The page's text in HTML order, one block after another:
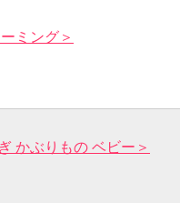
ミング＞
かぶりもの ベビー＞